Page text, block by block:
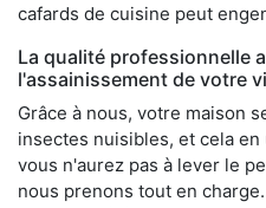
cafards de cuisine peut
La qualité professionnelle
l'assainissement de votre
Grâce à nous, votre maison
insectes nuisibles, et cela
vous n'aurez pas à lever le
nous prenons tout en charge.